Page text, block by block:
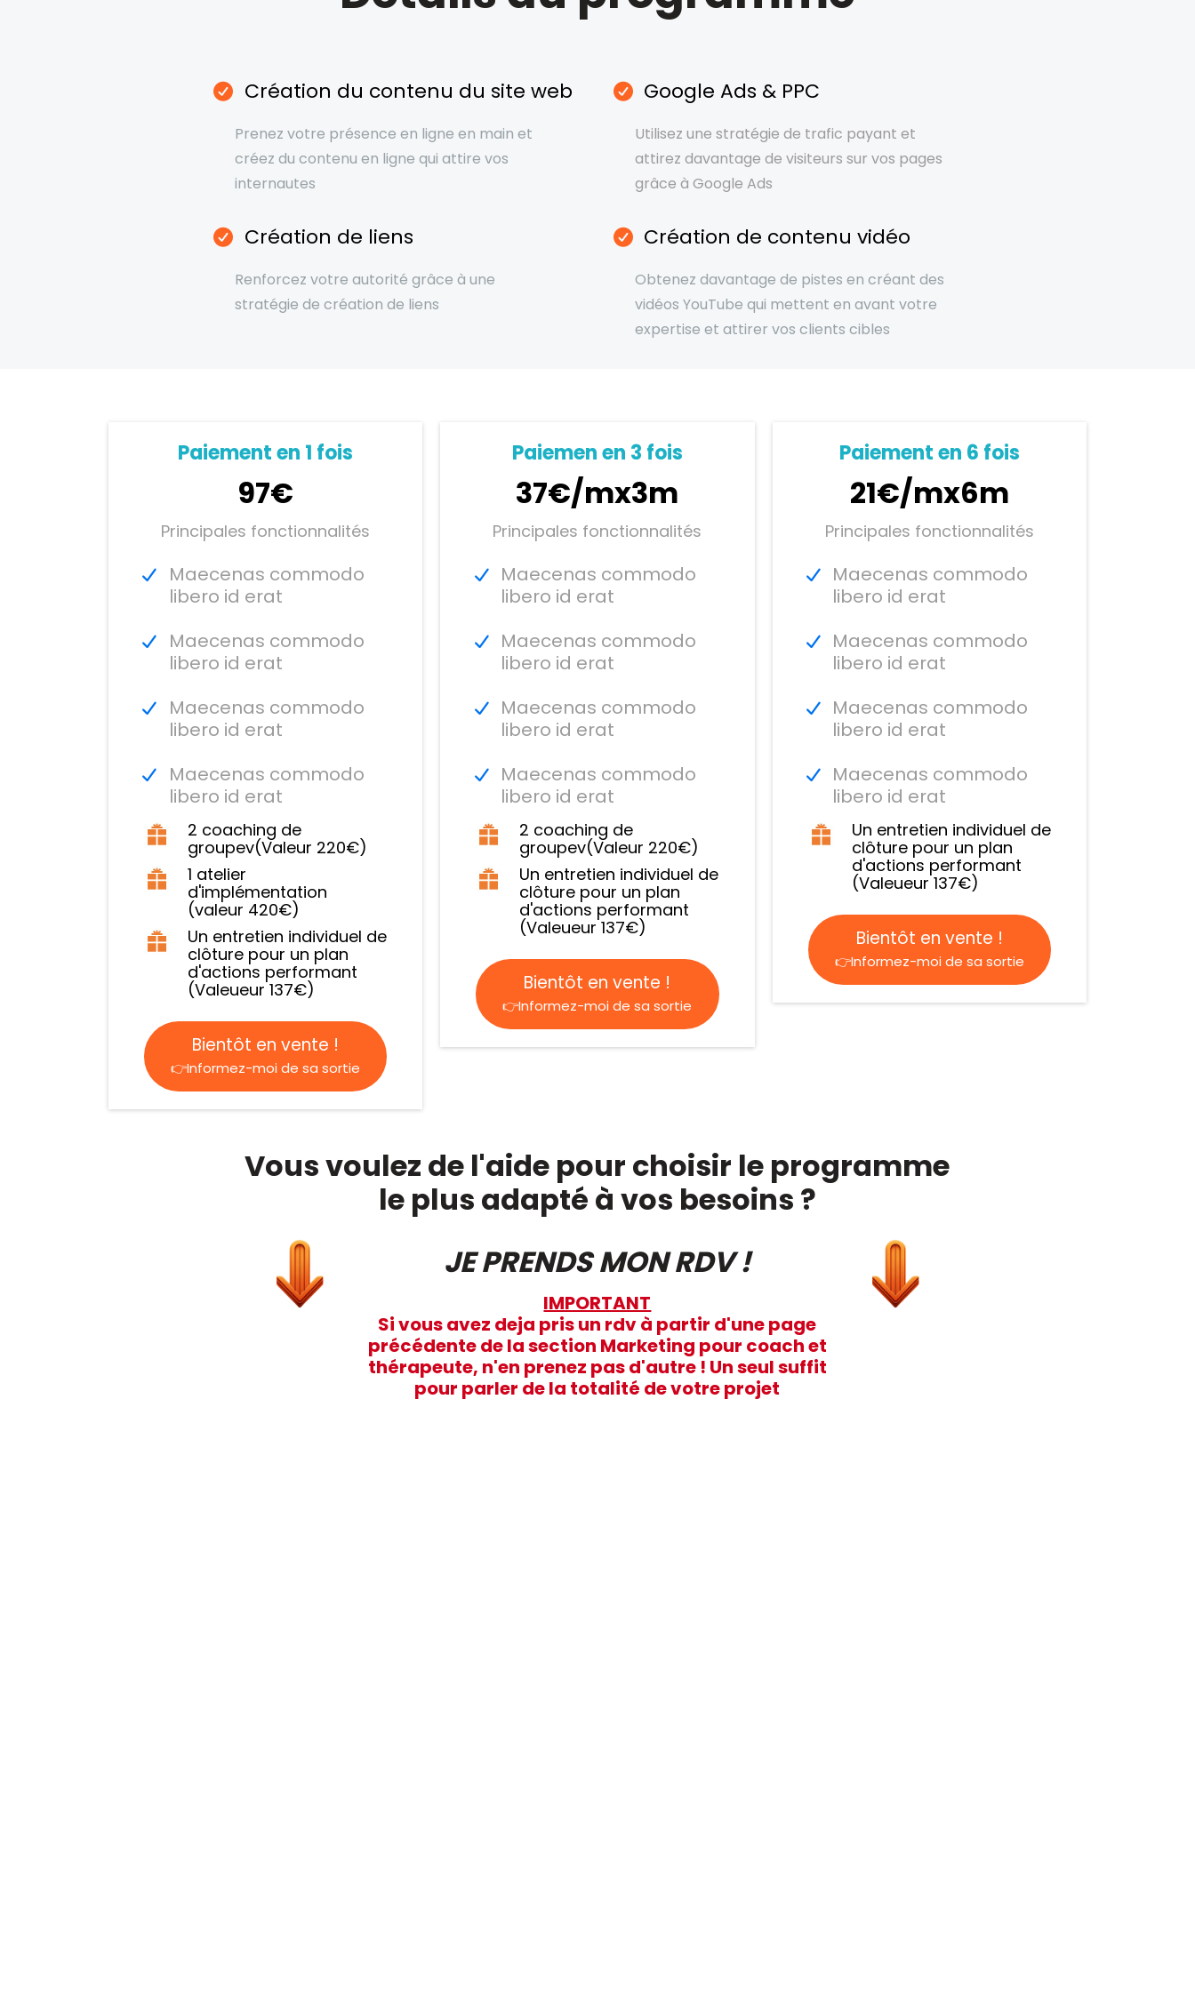
Création du contenu du site web
Prenez votre présence en ligne en main et
créez du contenu en ligne qui attire vos
internautes
Création de liens
Renforcez votre autorité grâce à une
stratégie de création de liens
Google Ads & PPC
Utilisez une stratégie de trafic payant et
attirez davantage de visiteurs sur vos pages
grâce à Google Ads
Création de contenu vidéo
Obtenez davantage de pistes en créant des
vidéos YouTube qui mettent en avant votre
expertise et attirer vos clients cibles
Paiement en 1 fois
97€
Principales fonctionnalités
Maecenas commodo
libero id erat
Maecenas commodo
libero id erat
Maecenas commodo
libero id erat
Maecenas commodo
libero id erat
2 coaching de
groupev(Valeur 220€)
1 atelier
d'implémentation
(valeur 420€)
Un entretien individuel de
clôture pour un plan
d'actions performant
(Valeueur 137€)
Bientôt en vente !
👉Informez-moi de sa sortie
Paiemen en 3 fois
37€/mx3m
Principales fonctionnalités
Maecenas commodo
libero id erat
Maecenas commodo
libero id erat
Maecenas commodo
libero id erat
Maecenas commodo
libero id erat
2 coaching de
groupev(Valeur 220€)
Un entretien individuel de
clôture pour un plan
d'actions performant
(Valeueur 137€)
Bientôt en vente !
👉Informez-moi de sa sortie
Paiement en 6 fois
21€/mx6m
Principales fonctionnalités
Maecenas commodo
libero id erat
Maecenas commodo
libero id erat
Maecenas commodo
libero id erat
Maecenas commodo
libero id erat
Un entretien individuel de
clôture pour un plan
d'actions performant
(Valeueur 137€)
Bientôt en vente !
👉Informez-moi de sa sortie
Vous voulez de l'aide pour choisir le programme
le plus adapté à vos besoins ?
JE PRENDS MON RDV !
IMPORTANT
Si vous avez deja pris un rdv à partir d'une page
précédente de la section Marketing pour coach et
thérapeute, n'en prenez pas d'autre ! Un seul suffit
pour parler de la totalité de votre projet